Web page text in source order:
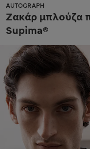
AUTOGRAPH
Ζακάρ μπλούζα
Supima®